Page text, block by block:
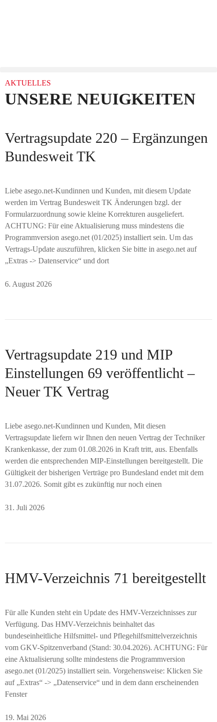
AKTUELLES
UNSERE NEUIGKEITEN
Vertragsupdate 220 – Ergänzungen
Bundesweit TK
Liebe asego.net-Kundinnen und Kunden, mit diesem Update
werden im Vertrag Bundesweit TK Änderungen bzgl. der
Formularzuordnung sowie kleine Korrekturen ausgeliefert.
ACHTUNG: Für eine Aktualisierung muss mindestens die
Programmversion asego.net (01/2025) installiert sein. Um das
Vertrags-Update auszuführen, klicken Sie bitte in asego.net auf
„Extras -> Datenservice“ und dort
6. August 2026
Vertragsupdate 219 und MIP
Einstellungen 69 veröffentlicht –
Neuer TK Vertrag
Liebe asego.net-Kundinnen und Kunden, Mit diesen
Vertragsupdate liefern wir Ihnen den neuen Vertrag der Techniker
Krankenkasse, der zum 01.08.2026 in Kraft tritt, aus. Ebenfalls
werden die entsprechenden MIP-Einstellungen bereitgestellt. Die
Gültigkeit der bisherigen Verträge pro Bundesland endet mit dem
31.07.2026. Somit gibt es zukünftig nur noch einen
31. Juli 2026
HMV-Verzeichnis 71 bereitgestellt
Für alle Kunden steht ein Update des HMV-Verzeichnisses zur
Verfügung. Das HMV-Verzeichnis beinhaltet das
bundeseinheitliche Hilfsmittel- und Pflegehilfsmittelverzeichnis
vom GKV-Spitzenverband (Stand: 30.04.2026). ACHTUNG: Für
eine Aktualisierung sollte mindestens die Programmversion
asego.net (01/2025) installiert sein. Vorgehensweise: Klicken Sie
auf „Extras“ -> „Datenservice“ und in dem dann erscheinenden
Fenster
19. Mai 2026